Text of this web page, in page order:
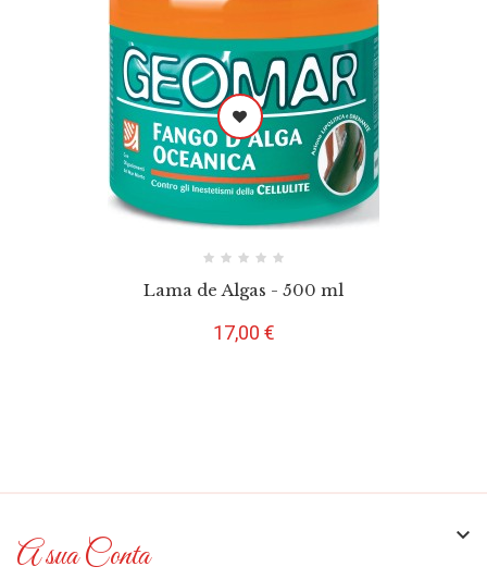
Lama de Algas - 500 ml
Preço
17,00 €
A sua Conta 